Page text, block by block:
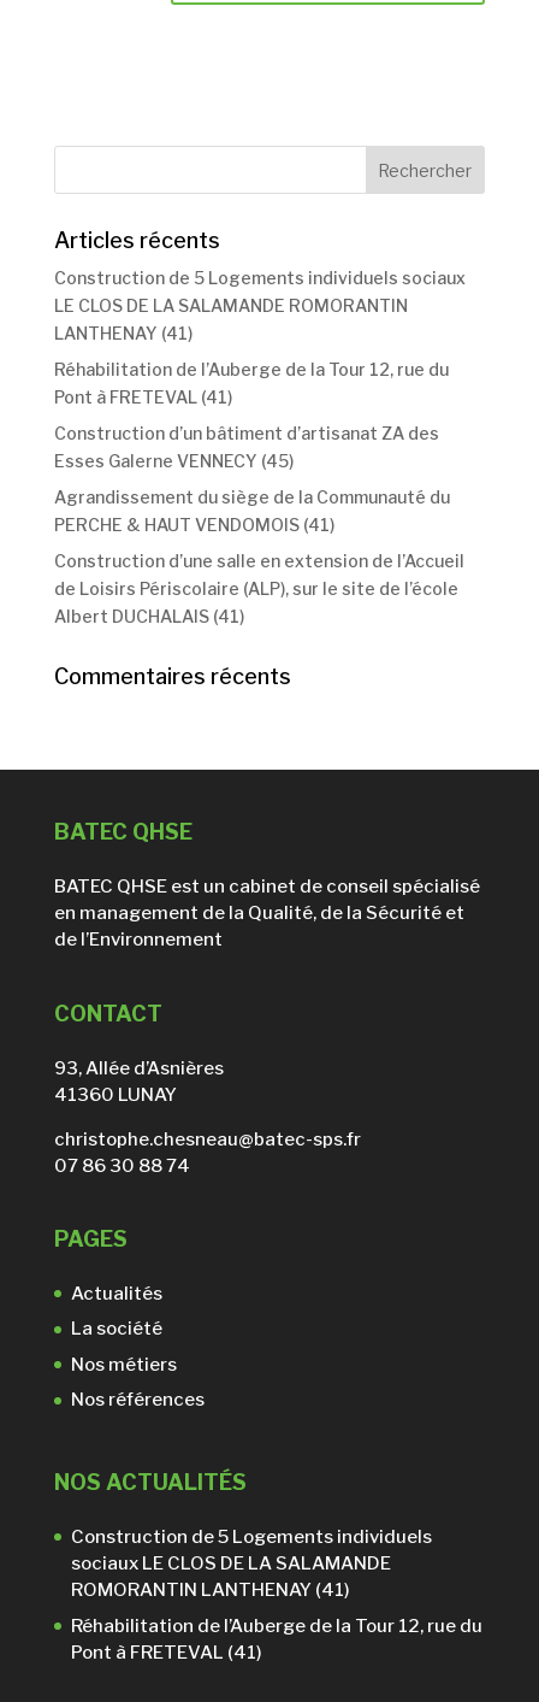
Articles récents
Construction de 5 Logements individuels sociaux
LE CLOS DE LA SALAMANDE ROMORANTIN
LANTHENAY (41)
Réhabilitation de l’Auberge de la Tour 12, rue du
Pont à FRETEVAL (41)
Construction d’un bâtiment d’artisanat ZA des
Esses Galerne VENNECY (45)
Agrandissement du siège de la Communauté du
PERCHE & HAUT VENDOMOIS (41)
Construction d’une salle en extension de l’Accueil
de Loisirs Périscolaire (ALP), sur le site de l’école
Albert DUCHALAIS (41)
Commentaires récents
BATEC QHSE
BATEC QHSE est un cabinet de conseil spécialisé
en management de la Qualité, de la Sécurité et
de l’Environnement
CONTACT
93, Allée d’Asnières
41360 LUNAY
christophe.chesneau@batec-sps.fr
07 86 30 88 74
PAGES
Actualités
La société
Nos métiers
Nos références
NOS ACTUALITÉS
Construction de 5 Logements individuels
sociaux LE CLOS DE LA SALAMANDE
ROMORANTIN LANTHENAY (41)
Réhabilitation de l’Auberge de la Tour 12, rue du
Pont à FRETEVAL (41)